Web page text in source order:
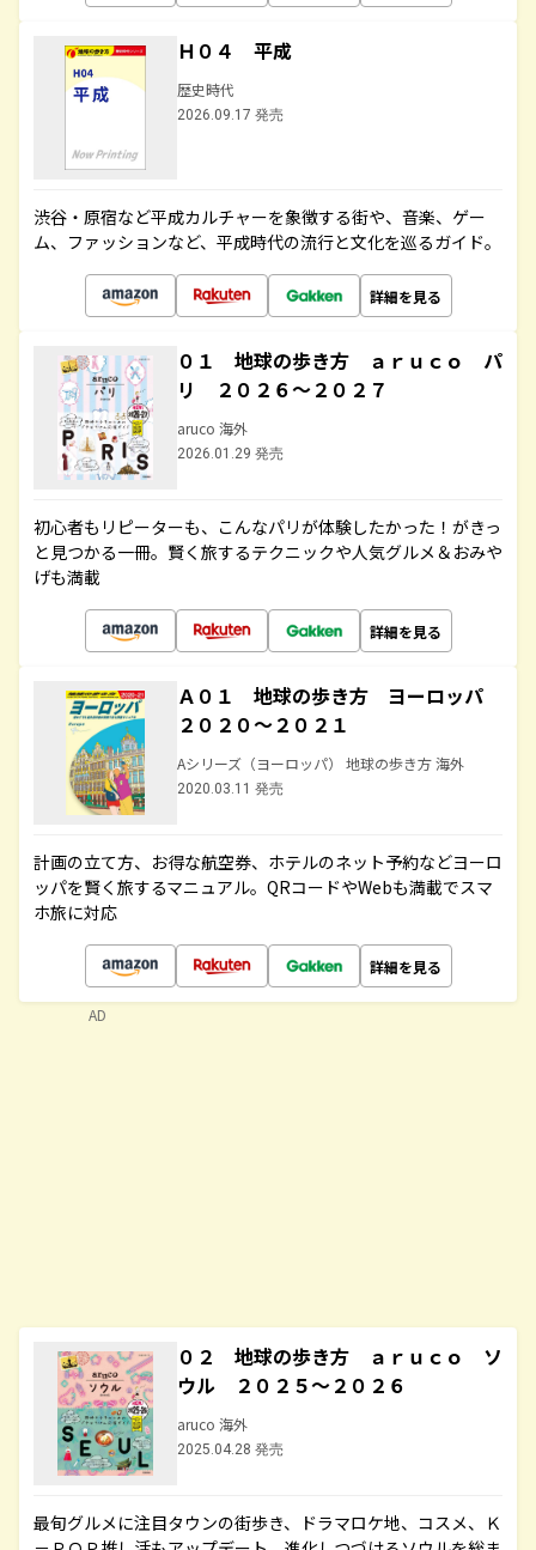
Ｈ０４ 平成
歴史時代
2026.09.17 発売
渋谷・原宿など平成カルチャーを象徴する街や、音楽、ゲー
ム、ファッションなど、平成時代の流行と文化を巡るガイド。
詳細を見る
０１ 地球の歩き方 ａｒｕｃｏ パ
リ ２０２６～２０２７
aruco 海外
2026.01.29 発売
初心者もリピーターも、こんなパリが体験したかった！がきっ
と見つかる一冊。賢く旅するテクニックや人気グルメ＆おみや
げも満載
詳細を見る
Ａ０１ 地球の歩き方 ヨーロッパ
２０２０～２０２１
Aシリーズ（ヨーロッパ） 地球の歩き方 海外
2020.03.11 発売
計画の立て方、お得な航空券、ホテルのネット予約などヨーロ
ッパを賢く旅するマニュアル。QRコードやWebも満載でスマ
ホ旅に対応
詳細を見る
０２ 地球の歩き方 ａｒｕｃｏ ソ
ウル ２０２５～２０２６
aruco 海外
2025.04.28 発売
最旬グルメに注目タウンの街歩き、ドラマロケ地、コスメ、Ｋ
AD